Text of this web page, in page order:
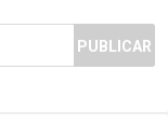
PUBLICAR